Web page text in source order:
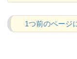
1つ前のページ